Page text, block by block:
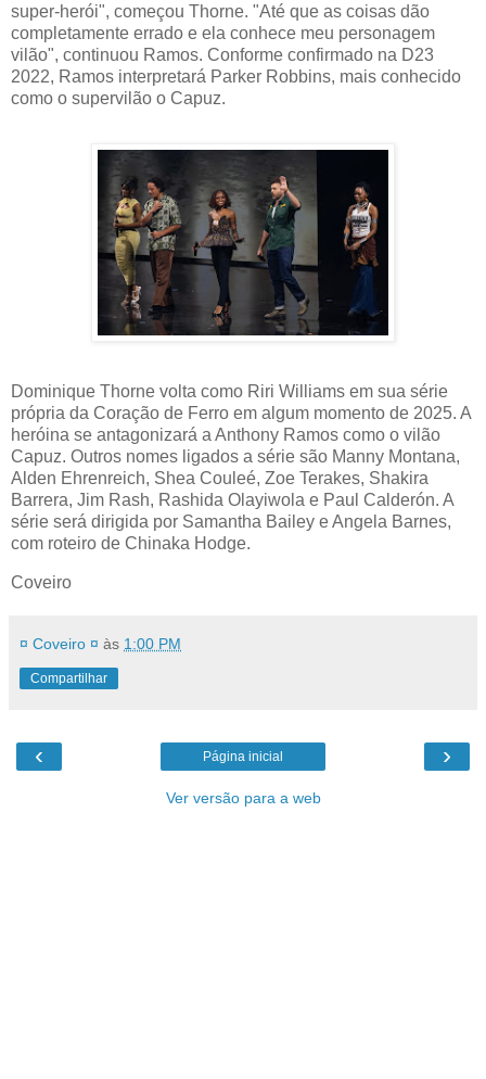
super-herói", começou Thorne. "Até que as coisas dão
completamente errado e ela conhece meu personagem
vilão", continuou Ramos. Conforme confirmado na D23
2022, Ramos interpretará Parker Robbins, mais conhecido
como o supervilão o Capuz.
Dominique Thorne volta como Riri Williams em sua série
própria da Coração de Ferro em algum momento de 2025. A
heróina se antagonizará a Anthony Ramos como o vilão
Capuz. Outros nomes ligados a série são Manny Montana,
Alden Ehrenreich, Shea Couleé, Zoe Terakes, Shakira
Barrera, Jim Rash, Rashida Olayiwola e Paul Calderón. A
série será dirigida por Samantha Bailey e Angela Barnes,
com roteiro de Chinaka Hodge.
Coveiro
¤ Coveiro ¤ às 1:00 PM
Compartilhar
‹ ›
Página inicial
Ver versão para a web